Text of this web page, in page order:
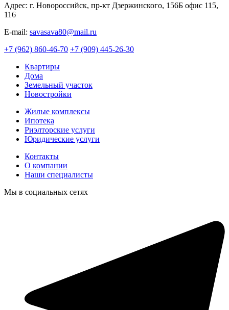
Адрес: г. Новороссийск, пр-кт Дзержинского, 156Б офис 115,
116
E-mail: savasava80@mail.ru
+7 (962) 860-46-70 +7 (909) 445-26-30
Квартиры
Дома
Земельный участок
Новостройки
Жилые комплексы
Ипотека
Риэлторские услуги
Юридические услуги
Контакты
О компании
Наши специалисты
Мы в социальных сетях